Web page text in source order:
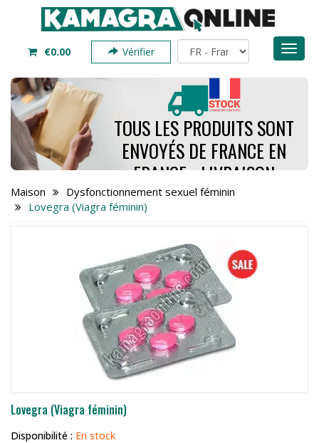
€0.00 Vérifier
TOUS LES PRODUITS SONT
ENVOYÉS DE FRANCE EN
FRANCE - LIVRAISON
PREND SEULEMENT 4 À 7
JOURS - COMMANDEZ
MAINTENANT
Maison
Dysfonctionnement sexuel féminin
Lovegra (Viagra féminin)
Lovegra (Viagra féminin)
Disponibilité : En stock